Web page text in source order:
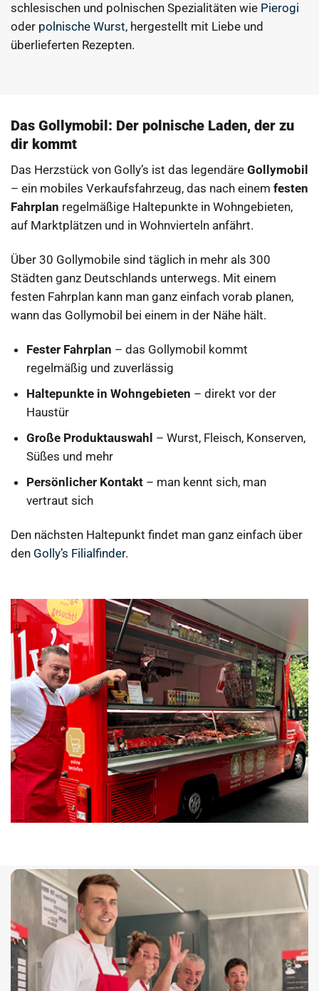
schlesischen und polnischen Spezialitäten wie Pierogi
oder polnische Wurst, hergestellt mit Liebe und
überlieferten Rezepten.
Das Gollymobil: Der polnische Laden, der zu
dir kommt
Das Herzstück von Golly’s ist das legendäre Gollymobil
– ein mobiles Verkaufsfahrzeug, das nach einem festen
Fahrplan regelmäßige Haltepunkte in Wohngebieten,
auf Marktplätzen und in Wohnvierteln anfährt.
Über 30 Gollymobile sind täglich in mehr als 300
Städten ganz Deutschlands unterwegs. Mit einem
festen Fahrplan kann man ganz einfach vorab planen,
wann das Gollymobil bei einem in der Nähe hält.
Fester Fahrplan – das Gollymobil kommt
regelmäßig und zuverlässig
Haltepunkte in Wohngebieten – direkt vor der
Haustür
Große Produktauswahl – Wurst, Fleisch, Konserven,
Süßes und mehr
Persönlicher Kontakt– man kennt sich, man
vertraut sich
Den nächsten Haltepunkt findet man ganz einfach über
den Golly’s Filialfinder.